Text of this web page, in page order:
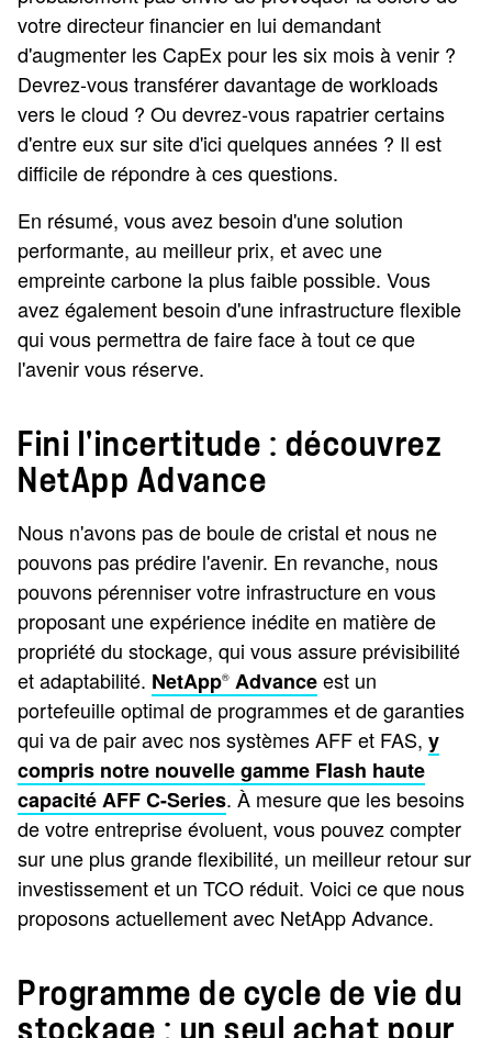
votre directeur financier en lui demandant
d'augmenter les CapEx pour les six mois à venir ?
Devrez-vous transférer davantage de workloads
vers le cloud ? Ou devrez-vous rapatrier certains
d'entre eux sur site d'ici quelques années ? Il est
difficile de répondre à ces questions.
En résumé, vous avez besoin d'une solution
performante, au meilleur prix, et avec une
empreinte carbone la plus faible possible. Vous
avez également besoin d'une infrastructure flexible
qui vous permettra de faire face à tout ce que
l'avenir vous réserve.
Fini l'incertitude : découvrez
NetApp Advance
Nous n'avons pas de boule de cristal et nous ne
pouvons pas prédire l'avenir. En revanche, nous
pouvons pérenniser votre infrastructure en vous
proposant une expérience inédite en matière de
propriété du stockage, qui vous assure prévisibilité
et adaptabilité. NetApp® Advanceest un
portefeuille optimal de programmes et de garanties
qui va de pair avec nos systèmes AFF et FAS, y
compris notre nouvelle gamme Flash haute
capacité AFF C-Series. À mesure que les besoins
de votre entreprise évoluent, vous pouvez compter
sur une plus grande flexibilité, un meilleur retour sur
investissement et un TCO réduit. Voici ce que nous
proposons actuellement avec NetApp Advance.
Programme de cycle de vie du
stockage : un seul achat pour